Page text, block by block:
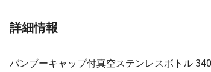
詳細情報
バンブーキャップ付真空ステンレスボトル